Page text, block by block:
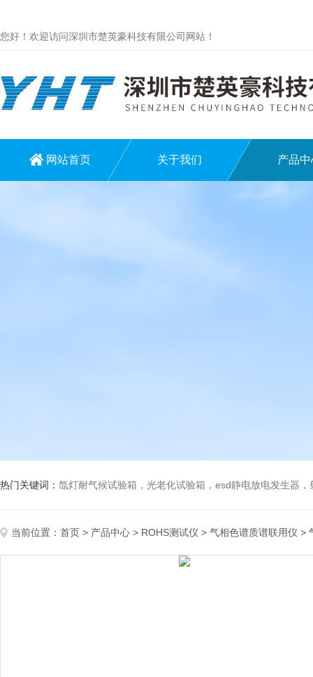
您好！欢迎访问深圳市楚英豪科技有限公司网站！
网站首页 关于我们 产品中
热门关键词： 氙灯耐气候试验箱，光老化试验箱，esd静电放电发生器
当前位置： 首页 > 产品中心 > ROHS测试仪 > 气相色谱质谱联用仪 >